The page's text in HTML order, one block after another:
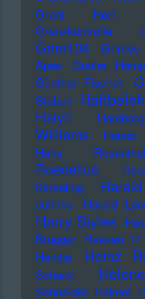
Grant Hart
Grenzkontrolle
Grim104 Grimes
Apes
Gunter
Günther Fischer
Stefani
Haiyti
Williams
Hanns
Hans Rosenthal
Roedelius
Kerkeling
Juhnke
Harald
Harry Styles
Brugger Heaven 17
Heintje
Heinz
Schenk
Schneider Helmet